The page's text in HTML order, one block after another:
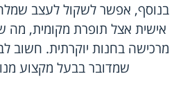
בנוסף, אפשר לשקול לעצב
אישית אצל תופרת מקומית, מה
מרכישה בחנות יוקרתית. חשוב
שמדובר בבעל מקצוע